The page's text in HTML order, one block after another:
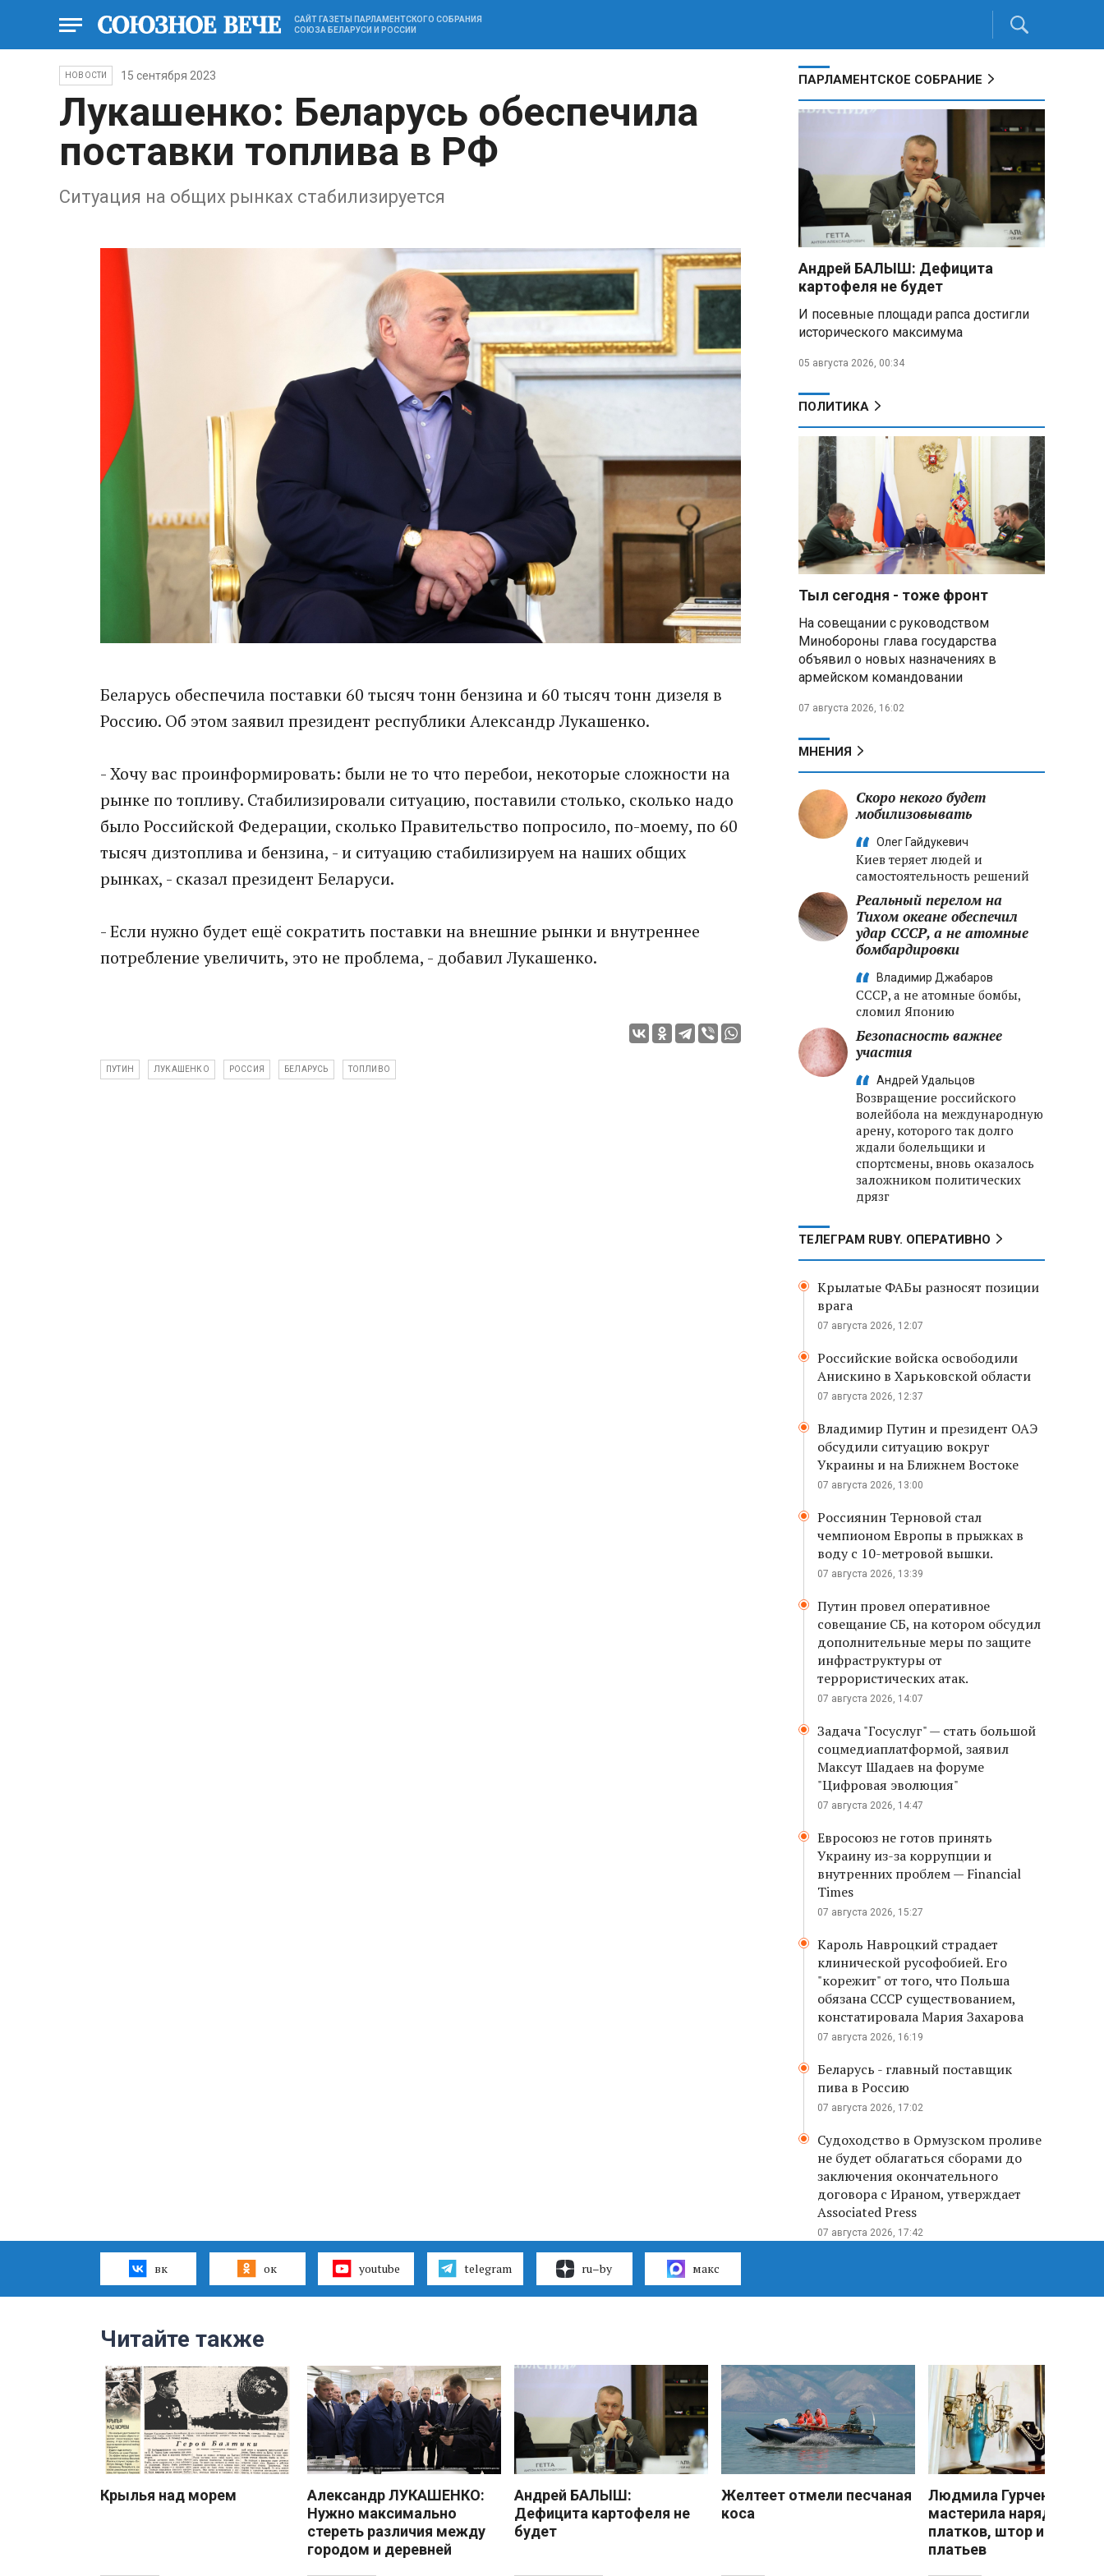
САЙТ ГАЗЕТЫ ПАРЛАМЕНТСКОГО СОБРАНИЯ
СОЮЗА БЕЛАРУСИ И РОССИИ
НОВОСТИ 15 сентября 2023
Лукашенко: Беларусь обеспечила
поставки топлива в РФ
Ситуация на общих рынках стабилизируется
Беларусь обеспечила поставки 60 тысяч тонн бензина и 60 тысяч тонн дизеля в
Россию. Об этом заявил президент республики Александр Лукашенко.
- Хочу вас проинформировать: были не то что перебои, некоторые сложности на
рынке по топливу. Стабилизировали ситуацию, поставили столько, сколько надо
было Российской Федерации, сколько Правительство попросило, по-моему, по 60
тысяч дизтоплива и бензина, - и ситуацию стабилизируем на наших общих
рынках, - сказал президент Беларуси.
- Если нужно будет ещё сократить поставки на внешние рынки и внутреннее
потребление увеличить, это не проблема, - добавил Лукашенко.
ПУТИН ЛУКАШЕНКО РОССИЯ БЕЛАРУСЬ ТОПЛИВО
ПАРЛАМЕНТСКОЕ СОБРАНИЕ
Андрей БАЛЫШ: Дефицита
картофеля не будет
И посевные площади рапса достигли
исторического максимума
05 августа 2026, 00:34
ПОЛИТИКА
Тыл сегодня - тоже фронт
На совещании с руководством
Минобороны глава государства
объявил о новых назначениях в
армейском командовании
07 августа 2026, 16:02
МНЕНИЯ
Скоро некого будет
мобилизовывать
Олег Гайдукевич
Киев теряет людей и
самостоятельность решений
Реальный перелом на
Тихом океане обеспечил
удар СССР, а не атомные
бомбардировки
Владимир Джабаров
СССР, а не атомные бомбы,
сломил Японию
Безопасность важнее
участия
Андрей Удальцов
Возвращение российского
волейбола на международную
арену, которого так долго
ждали болельщики и
спортсмены, вновь оказалось
заложником политических
дрязг
ТЕЛЕГРАМ RUBY. ОПЕРАТИВНО
Крылатые ФАБы разносят позиции
врага
07 августа 2026, 12:07
Российские войска освободили
Анискино в Харьковской области
07 августа 2026, 12:37
Владимир Путин и президент ОАЭ
обсудили ситуацию вокруг
Украины и на Ближнем Востоке
07 августа 2026, 13:00
Россиянин Терновой стал
чемпионом Европы в прыжках в
воду с 10-метровой вышки.
07 августа 2026, 13:39
Путин провел оперативное
совещание СБ, на котором обсудил
дополнительные меры по защите
инфраструктуры от
террористических атак.
07 августа 2026, 14:07
Задача "Госуслуг" — стать большой
соцмедиаплатформой, заявил
Максут Шадаев на форуме
"Цифровая эволюция"
07 августа 2026, 14:47
Евросоюз не готов принять
Украину из-за коррупции и
внутренних проблем — Financial
Times
07 августа 2026, 15:27
Кароль Навроцкий страдает
клинической русофобией. Его
"корежит" от того, что Польша
обязана СССР существованием,
констатировала Мария Захарова
07 августа 2026, 16:19
Беларусь - главный поставщик
пива в Россию
07 августа 2026, 17:02
Судоходство в Ормузском проливе
не будет облагаться сборами до
заключения окончательного
договора с Ираном, утверждает
Associated Press
07 августа 2026, 17:42
вк ок youtube telegram ru–by макс
Читайте также
Крылья над морем
Александр ЛУКАШЕНКО:
Нужно максимально
стереть различия между
городом и деревней
Андрей БАЛЫШ:
Дефицита картофеля не
будет
Желтеет отмели песчаная
коса
Людмила Гурченко
мастерила наряды из
платков, штор и детских
платьев